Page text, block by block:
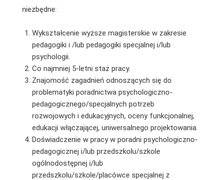
niezbędne:
Wykształcenie wyższe magisterskie w zakresie
pedagogiki i /lub pedagogiki specjalnej i/lub
psychologii.
Co najmniej 5-letni staż pracy.
Znajomość zagadnień odnoszących się do
problematyki poradnictwa psychologiczno-
pedagogicznego/specjalnych potrzeb
rozwojowych i edukacyjnych, oceny funkcjonalnej,
edukacji włączającej, uniwersalnego projektowania.
Doświadczenie w pracy w poradni psychologiczno-
pedagogicznej i/lub przedszkolu/szkole
ogólnodostępnej i/lub
przedszkolu/szkole/placówce specjalnej z